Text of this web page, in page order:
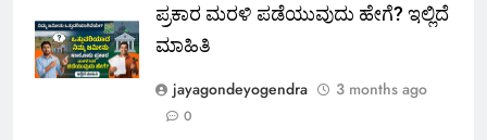
ಪ್ರಕಾರ ಮರಳಿ ಪಡೆಯುವುದು ಹೇಗೆ? ಇಲ್ಲಿದೆ
ಮಾಹಿತಿ
jayagondeyogendra
3 months ago
0